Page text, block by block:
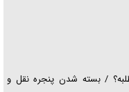
/ بسته شدن پنجره نقل و